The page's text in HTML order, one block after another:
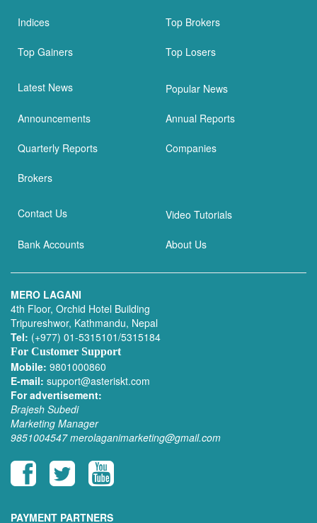
Indices Top Brokers
Top Gainers Top Losers
Latest News Popular News
Announcements Annual Reports
Quarterly Reports Companies
Brokers
Contact Us Video Tutorials
Bank Accounts About Us
MERO LAGANI
4th Floor, Orchid Hotel Building
Tripureshwor, Kathmandu, Nepal
Tel: (+977) 01-5315101/5315184
For Customer Support
Mobile: 9801000860
E-mail: support@asteriskt.com
For advertisement:
Brajesh Subedi
Marketing Manager
9851004547 merolaganimarketing@gmail.com
PAYMENT PARTNERS